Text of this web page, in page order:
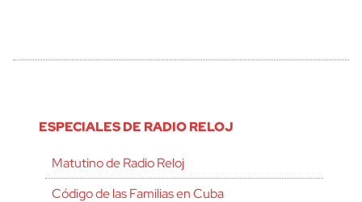
ESPECIALES DE RADIO RELOJ
Matutino de Radio Reloj
Código de las Familias en Cuba